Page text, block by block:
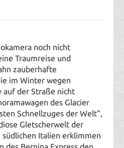
noch nicht
Traumreise und
zauberhafte
im Winter wegen
auf der Straße nicht
des Glacier
Schnellzuges der Welt",
Gletscherwelt der
südlichen Italien erklimmen